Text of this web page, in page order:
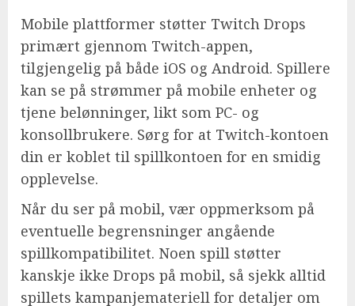
Mobile plattformer støtter Twitch Drops
primært gjennom Twitch-appen,
tilgjengelig på både iOS og Android. Spillere
kan se på strømmer på mobile enheter og
tjene belønninger, likt som PC- og
konsollbrukere. Sørg for at Twitch-kontoen
din er koblet til spillkontoen for en smidig
opplevelse.
Når du ser på mobil, vær oppmerksom på
eventuelle begrensninger angående
spillkompatibilitet. Noen spill støtter
kanskje ikke Drops på mobil, så sjekk alltid
spillets kampanjemateriell for detaljer om